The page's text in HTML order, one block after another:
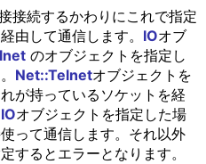
接続するかわりにこれで指定
由して通信します。 IOオブ
のオブジェクトを指定し
Net::Telnetオブジェクトを
が持っているソケットを経
IOオブジェクトを指定した場
って通信します。それ以外
するとエラーとなります。